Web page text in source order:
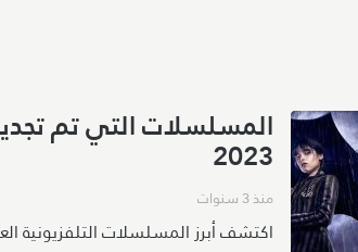
المسلسلات التي تم
2023
منذ 3 سنوات
اكتشف أبرز المسلسلات التلفزيونية